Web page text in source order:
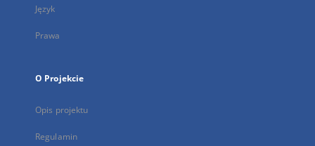
Język
Prawa
O Projekcie
Opis projektu
Regulamin